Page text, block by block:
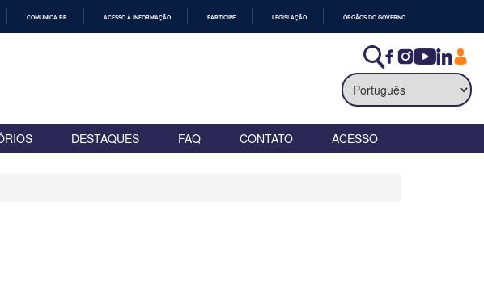
COMUNICA BR ACESSO À INFORMAÇÃO PARTICIPE LEGISLAÇÃO ÓRGÃOS DO GOVERNO
DESTAQUES FAQ CONTATO ACESSO